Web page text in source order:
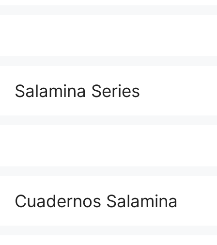
Salamina Series
Cuadernos Salamina